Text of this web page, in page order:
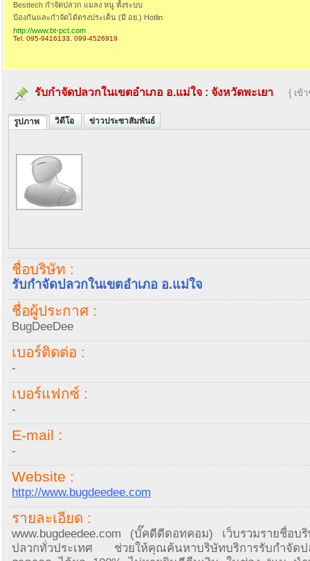
Besttech กำจัดปลวก แมลง หนู ทั้งระบบ
ป้องกันและกำจัดได้ตรงประเด็น (มี อย.) Hotlin
http://www.bt-pct.com
Tel. 095-9416133, 099-4526919
รับกำจัดปลวกในเขตอำเภอ อ.แม่ใจ : จังหวัดพะเยา { เข้
รูปภาพ วิดีโอ ข่าวประชาสัมพันธ์
ชื่อบริษัท :
รับกำจัดปลวกในเขตอำเภอ อ.แม่ใจ
ชื่อผู้ประกาศ :
BugDeeDee
เบอร์ติดต่อ :
-
เบอร์แฟกซ์ :
-
E-mail :
-
Website :
http://www.bugdeedee.com
รายละเอียด :
www.bugdeedee.com (บั๊คดีดีดอทคอม) เว็บรวมรายชื่อบ
ปลวกทั่วประเทศ ช่วยให้คุณค้นหาบริษัทบริการรับกำจัดป